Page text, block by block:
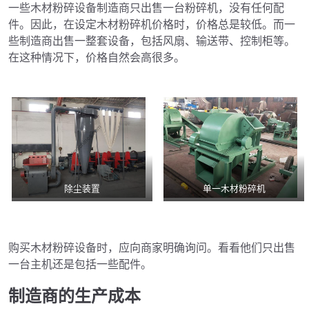
一些木材粉碎设备制造商只出售一台粉碎机，没有任何配
件。因此，在设定木材粉碎机价格时，价格总是较低。而一
些制造商出售一整套设备，包括风扇、输送带、控制柜等。
在这种情况下，价格自然会高很多。
除尘装置 单一木材粉碎机
购买木材粉碎设备时，应向商家明确询问。看看他们只出售
一台主机还是包括一些配件。
制造商的生产成本